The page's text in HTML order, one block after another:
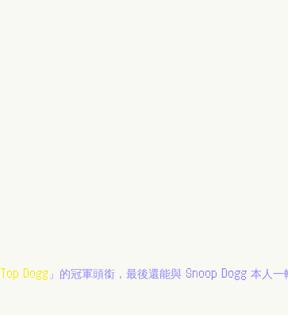
Top Dogg 」的冠軍頭銜，最後還能與 Snoop Dogg 本人